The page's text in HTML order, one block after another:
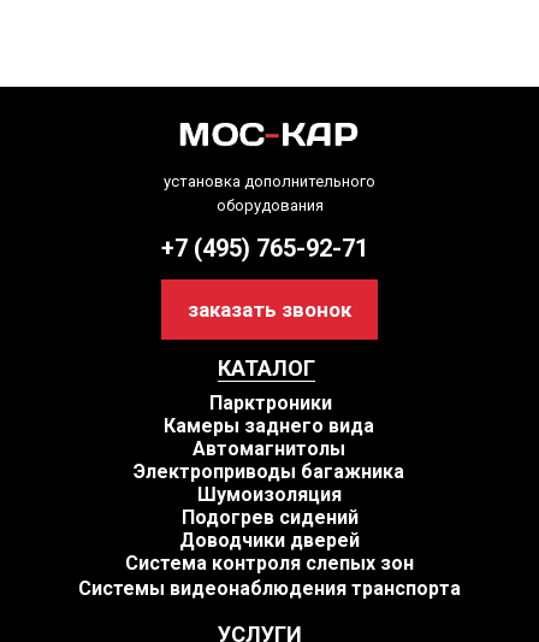
УСЛУГИ
КАТАЛОГ
+7 (495) 765-92-71
установка дополнительного
оборудования
Автомагнитолы
Шумоизоляция
Парктроники
Электроприводы багажника
Система контроля слепых зон
Системы видеонаблюдения транспорта
Камеры заднего вида
Подогрев сидений
заказать звонок
Доводчики дверей